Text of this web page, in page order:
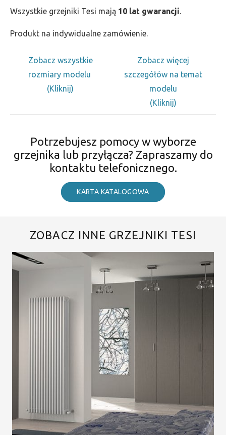
Wszystkie grzejniki Tesi mają 10 lat gwarancji.
Produkt na indywidualne zamówienie.
Zobacz wszystkie
rozmiary modelu
(Kliknij)
Zobacz więcej
szczegółów na temat
modelu
(Kliknij)
Potrzebujesz pomocy w wyborze
grzejnika lub przyłącza? Zapraszamy do
kontaktu telefonicznego.
KARTA KATALOGOWA
ZOBACZ INNE GRZEJNIKI TESI